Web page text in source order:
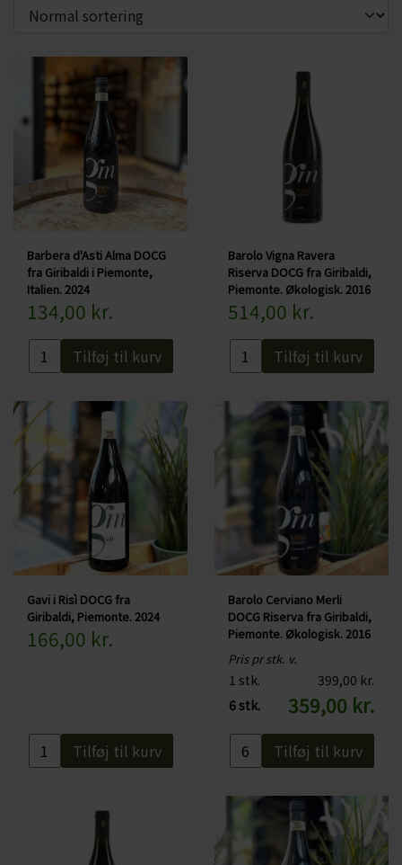
MERLOT
RIESLING
SCHIOPPETINO
CHOKOLADE, LAKRIDS ETC
TONICS OG VAND
JUL OG GLØGG
PÅSKE
Barbera d'Asti Alma DOCG
fra Giribaldi i Piemonte,
Italien. 2024
134,00 kr.
Tilføj til kurv
Barolo Vigna Ravera
Riserva DOCG fra Giribaldi,
Piemonte. Økologisk. 2016
514,00 kr.
Tilføj til kurv
Gavi i Risì DOCG fra
Giribaldi, Piemonte. 2024
166,00 kr.
Tilføj til kurv
Barolo Cerviano Merli
DOCG Riserva fra Giribaldi,
Piemonte. Økologisk. 2016
Pris pr stk. v.
1 stk.
399,00 kr.
6 stk.
359,00 kr.
Tilføj til kurv